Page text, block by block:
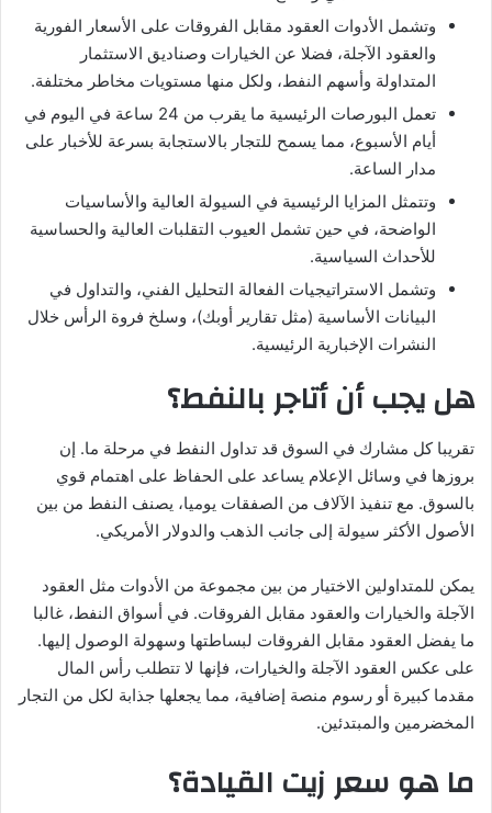
وتشمل الأدوات العقود مقابل الفروقات على الأسعار الفورية
والعقود الآجلة، فضلا عن الخيارات وصناديق الاستثمار
المتداولة وأسهم النفط، ولكل منها مستويات مخاطر مختلفة.
تعمل البورصات الرئيسية ما يقرب من 24 ساعة في اليوم في
أيام الأسبوع، مما يسمح للتجار بالاستجابة بسرعة للأخبار على
مدار الساعة.
وتتمثل المزايا الرئيسية في السيولة العالية والأساسيات
الواضحة، في حين تشمل العيوب التقلبات العالية والحساسية
للأحداث السياسية.
وتشمل الاستراتيجيات الفعالة التحليل الفني، والتداول في
البيانات الأساسية (مثل تقارير أوبك)، وسلخ فروة الرأس خلال
النشرات الإخبارية الرئيسية.
هل يجب أن أتاجر بالنفط؟
تقريبا كل مشارك في السوق قد تداول النفط في مرحلة ما. إن
بروزها في وسائل الإعلام يساعد على الحفاظ على اهتمام قوي
بالسوق. مع تنفيذ الآلاف من الصفقات يوميا، يصنف النفط من بين
الأصول الأكثر سيولة إلى جانب الذهب والدولار الأمريكي.
يمكن للمتداولين الاختيار من بين مجموعة من الأدوات مثل العقود
الآجلة والخيارات والعقود مقابل الفروقات. في أسواق النفط، غالبا
ما يفضل العقود مقابل الفروقات لبساطتها وسهولة الوصول إليها.
على عكس العقود الآجلة والخيارات، فإنها لا تتطلب رأس المال
مقدما كبيرة أو رسوم منصة إضافية، مما يجعلها جذابة لكل من التجار
المخضرمين والمبتدئين.
ما هو سعر زيت القيادة؟